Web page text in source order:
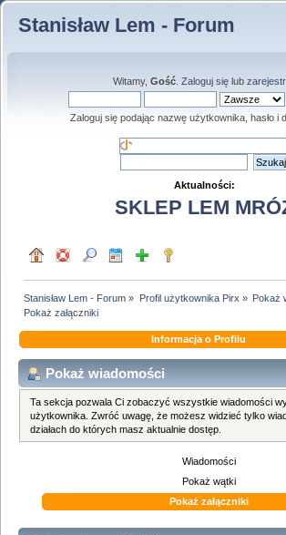
Stanisław Lem - Forum
Witamy, Gość. Zaloguj sięlub
Zaloguj się podając nazwę użytkownika, hasło i
Aktualności:
SKLEP LEM
Stanisław Lem - Forum » Profil użytkownika Pirx » Pokaż
Pokaż załączniki
Informacja o Profilu
Pokaż wiadomości
Ta sekcja pozwala Ci zobaczyć wszystkie wiadomości
użytkownika. Zwróć uwagę, że możesz widzieć tylko
działach do których masz aktualnie dostęp.
Wiadomości
Pokaż wątki
Pokaż załączniki